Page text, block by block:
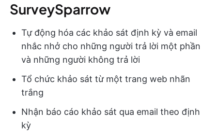
SurveySparrow
Tự động hóa các khảo sát định kỳ và email
nhắc nhở cho những người trả lời một phần
và những người không trả lời
Tổ chức khảo sát từ một trang web nhãn
trắng
Nhận báo cáo khảo sát qua email theo định
kỳ